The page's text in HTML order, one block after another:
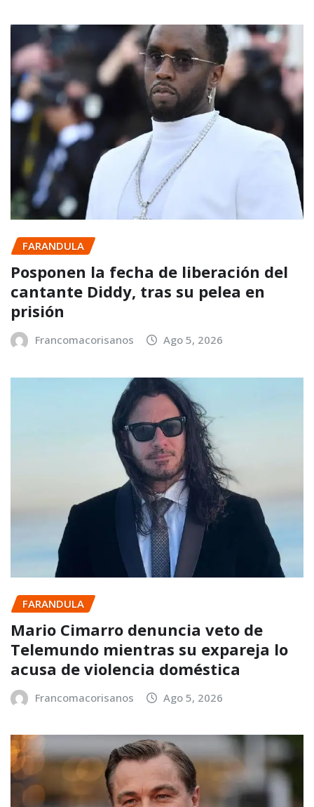
FARANDULA
Posponen la fecha de liberación del
cantante Diddy, tras su pelea en
prisión
Francomacorisanos Ago 5, 2026
FARANDULA
Mario Cimarro denuncia veto de
Telemundo mientras su expareja lo
acusa de violencia doméstica
Francomacorisanos Ago 5, 2026